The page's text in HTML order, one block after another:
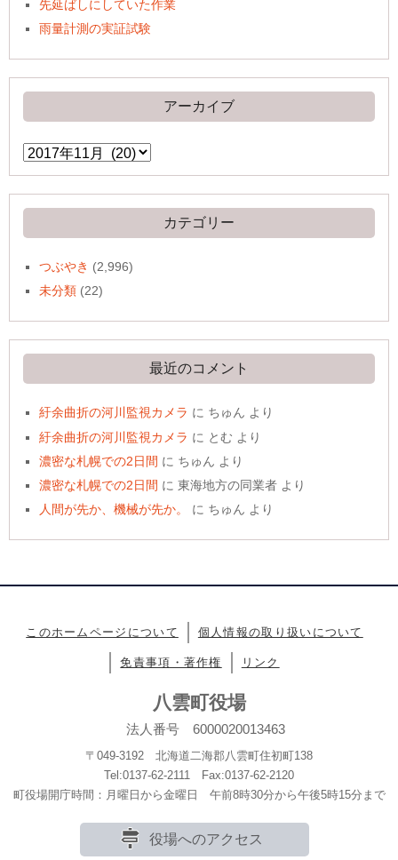
先延ばしにしていた作業
雨量計測の実証試験
アーカイブ
ア
ー
イ
ブ
カテゴリー
つぶやき (2,996)
未分類 (22)
最近のコメント
紆余曲折の河川監視カメラ に ちゅん より
紆余曲折の河川監視カメラ に とむ より
濃密な札幌での2日間 に ちゅん より
濃密な札幌での2日間 に東海地方の同業者 より
人間が先か、機械が先か。
に ちゅん より
このホームページについて 個人情報の取り扱いについて
免責事項・著作権 リンク
八雲町役場
法人番号 6000020013463
〒049-3192 北海道二海郡八雲町住初町138
Tel:0137-62-2111 Fax:0137-62-2120
町役場開庁時間：月曜日から金曜日 午前8時30分から午後5時15分まで
役場へのアクセス